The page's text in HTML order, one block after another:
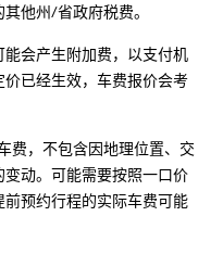
他州/省政府税费。
会产生附加费，以支付机
已经生效，车费报价会考
费，不包含因地理位置、交
动。可能需要按照一口价
预约行程的实际车费可能